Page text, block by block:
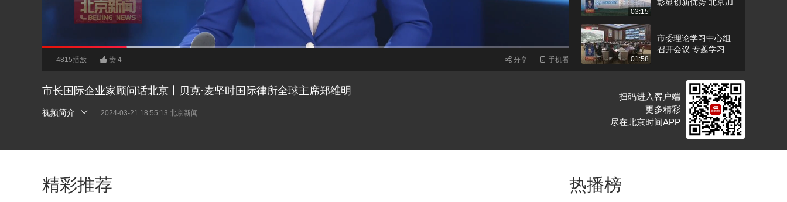
03:15
01:58
市委理论学习中心组
召开会议 专题学习
00:18 01:47 手机看
分享
4815播放 赞 4
市长国际企业家顾问话北京丨贝克·麦坚时国际律所全球主席郑维明
视频简介 2024-03-21 18:55:13 北京新闻
扫码进入客户端
更多精彩
尽在北京时间APP
精彩推荐 热播榜